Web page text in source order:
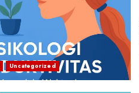
Uncategorized